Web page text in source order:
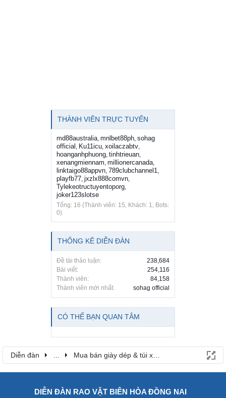
THÀNH VIÊN TRỰC TUYẾN
md88australia mnlbet88ph sohag
official Ku11icu xoilaczabtv
hoanganhphuong tinhtrieuan
xenangmiennam millionercanada
linktaigo88appvn 789clubchannel1
playfb77 jxzlx888comvn
Tylekeotructuyentoporg
joker123slotse
Tổng: 16 (Thành viên: 15, Khách: 1, Bots:
0)
THỐNG KÊ DIỄN ĐÀN
Đề tài thảo luận:
238,684
Bài viết:
254,116
Thành viên:
84,158
Thành viên mới nhất:
sohag official
CÓ THỂ BẠN QUAN TÂM
Diễn đàn Mua bán giày dép & túi xách
DIỄN ĐÀN RAO VẶT BIÊN HÒA ĐỒNG NAI